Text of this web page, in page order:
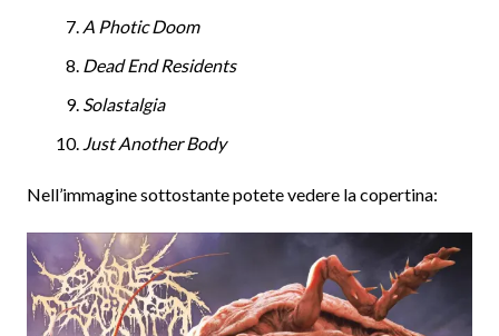
A Photic Doom
Dead End Residents
Solastalgia
Just Another Body
Nell’immagine sottostante potete vedere la copertina: